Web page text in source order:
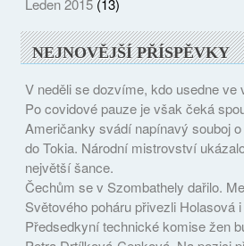
Leden 2015(13)
NEJNOVĚJŠÍ PŘÍSPĚVKY
V neděli se dozvíme, kdo usedne ve
Po covidové pauze je však čeká
Američanky svádí napínavý souboj
do Tokia. Národní mistrovství
největší šance.
Čechům se v Szombathely dařilo.
Světového poháru přivezli Holasová
Předsedkyní technické komise žen